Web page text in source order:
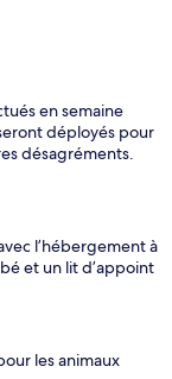
en semaine
déployés pour
désagréments.
l’hébergement à
et un lit d’appoint
les animaux